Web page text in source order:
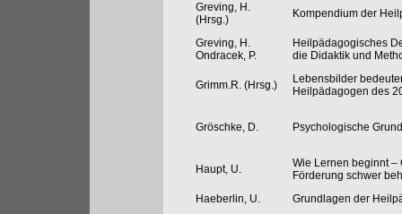
Greving, H.
(Hrsg.)
Kompendium der
Greving, H.
Ondracek, P.
Heilpädagogisches
die Didaktik und
Grimm.R. (Hrsg.)
Lebensbilder
Heilpädagogen des
Gröschke, D. Psychologische
Haupt, U.
Wie Lernen beginnt –
Förderung schwer
Haeberlin, U.
Grundlagen der